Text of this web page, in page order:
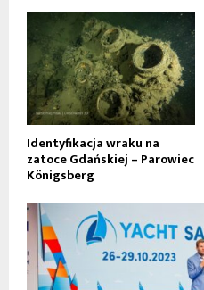
Identyfikacja wraku na
zatoce Gdańskiej – Parowiec
Königsberg